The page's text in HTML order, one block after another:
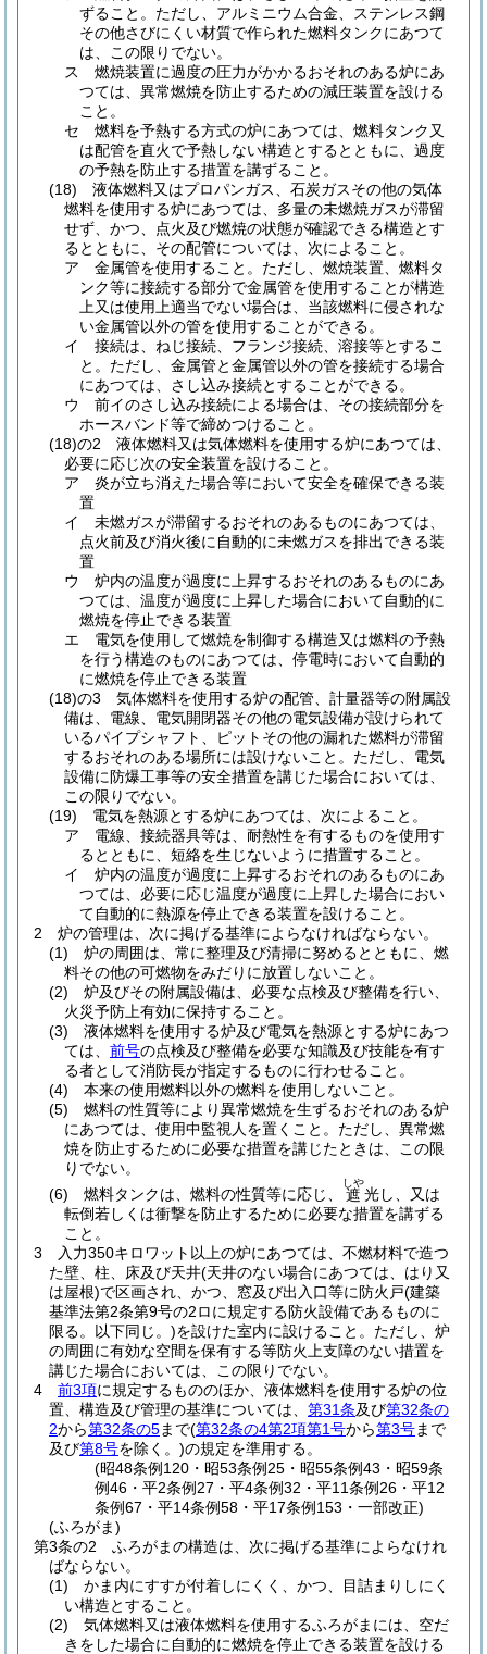
ずること。 ただし、アルミニウム合金、ステンレス鋼
その他さびにくい材質で作られた燃料タンクにあつて
は、この限りでない。
ス
燃焼装置に過度の圧力がかかるおそれのある炉にあ
つては、異常燃焼を防止するための減圧装置を設ける
こと。
セ
燃料を予熱する方式の炉にあつては、燃料タンク又
は配管を直火で予熱しない構造とするとともに、過度
の予熱を防止する措置を講ずること。
(18)
液体燃料又はプロパンガス、石炭ガスその他の気体
燃料を使用する炉にあつては、多量の未燃焼ガスが滞留
せず、かつ、点火及び燃焼の状態が確認できる構造とす
るとともに、その配管については、次によること。
ア
金属管を使用すること。 ただし、燃焼装置、燃料タ
ンク等に接続する部分で金属管を使用することが構造
上又は使用上適当でない場合は、当該燃料に侵されな
い金属管以外の管を使用することができる。
イ
接続は、ねじ接続、フランジ接続、溶接等とするこ
と。 ただし、金属管と金属管以外の管を接続する場合
にあつては、さし込み接続とすることができる。
ウ
前イのさし込み接続による場合は、その接続部分を
ホースバンド等で締めつけること。
(18)の2
液体燃料又は気体燃料を使用する炉にあつては、
必要に応じ次の安全装置を設けること。
ア
炎が立ち消えた場合等において安全を確保できる装
置
イ
未燃ガスが滞留するおそれのあるものにあつては、
点火前及び消火後に自動的に未燃ガスを排出できる装
置
ウ
炉内の温度が過度に上昇するおそれのあるものにあ
つては、温度が過度に上昇した場合において自動的に
燃焼を停止できる装置
エ
電気を使用して燃焼を制御する構造又は燃料の予熱
を行う構造のものにあつては、停電時において自動的
に燃焼を停止できる装置
(18)の3
気体燃料を使用する炉の配管、計量器等の附属設
備は、電線、電気開閉器その他の電気設備が設けられて
いるパイプシャフト、ピットその他の漏れた燃料が滞留
するおそれのある場所には設けないこと。 ただし、電気
設備に防爆工事等の安全措置を講じた場合においては、
この限りでない。
(19)
電気を熱源とする炉にあつては、次によること。
ア
電線、接続器具等は、耐熱性を有するものを使用す
るとともに、短絡を生じないように措置すること。
イ
炉内の温度が過度に上昇するおそれのあるものにあ
つては、必要に応じ温度が過度に上昇した場合におい
て自動的に熱源を停止できる装置を設けること。
2
炉の管理は、次に掲げる基準によらなければならない。
(1)
炉の周囲は、常に整理及び清掃に努めるとともに、燃
料その他の可燃物をみだりに放置しないこと。
(2)
炉及びその附属設備は、必要な点検及び整備を行い、
火災予防上有効に保持すること。
(3)
液体燃料を使用する炉及び電気を熱源とする炉にあつ
ては、 前号の点検及び整備を必要な知識及び技能を有す
る者として消防長が指定するものに行わせること。
(4)
本来の使用燃料以外の燃料を使用しないこと。
(5)
燃料の性質等により異常燃焼を生ずるおそれのある炉
にあつては、使用中監視人を置くこと。 ただし、異常燃
焼を防止するために必要な措置を講じたときは、この限
りでない。
(6)
燃料タンクは、燃料の性質等に応じ、 遮
しや
光し、又は
転倒若しくは衝撃を防止するために必要な措置を講ずる
こと。
3
入力350キロワット以上の炉にあつては、不燃材料で造つ
た壁、柱、床及び天井(天井のない場合にあつては、はり又
は屋根)で区画され、かつ、窓及び出入口等に防火戸(建築
基準法第2条第9号の2ロに規定する防火設備であるものに
限る。以下同じ。)を設けた室内に設けること。 ただし、炉
の周囲に有効な空間を保有する等防火上支障のない措置を
講じた場合においては、この限りでない。
4
前3項に規定するもののほか、液体燃料を使用する炉の位
置、構造及び管理の基準については、 第31条及び第32条の
2から第32条の5まで(第32条の4第2項第1号から第3号まで
及び第8号を除く。)の規定を準用する。
(昭48条例120・昭53条例25・昭55条例43・昭59条
例46・平2条例27・平4条例32・平11条例26・平12
条例67・平14条例58・平17条例153・一部改正)
(ふろがま)
第3条の2
ふろがまの構造は、次に掲げる基準によらなけれ
ばならない。
(1)
かま内にすすが付着しにくく、かつ、目詰まりしにく
い構造とすること。
(2)
気体燃料又は液体燃料を使用するふろがまには、空だ
きをした場合に自動的に燃焼を停止できる装置を設ける